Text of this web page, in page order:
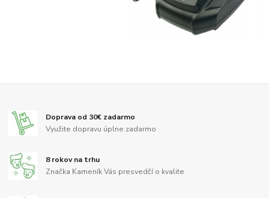
Doprava od 30€ zadarmo
Využite dopravu úplne zadarmo
8 rokov na trhu
Značka Kameník Vás presvedčí o kvalite